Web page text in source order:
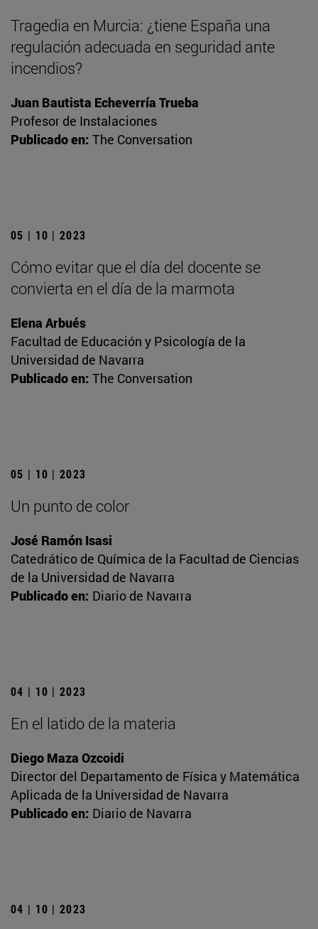
Tragedia en Murcia: ¿tiene España una
regulación adecuada en seguridad ante
incendios?
Juan Bautista Echeverría Trueba
Profesor de Instalaciones
Publicado en: The Conversation
05 | 10 | 2023
Cómo evitar que el día del docente se
convierta en el día de la marmota
Elena Arbués
Facultad de Educación y Psicología de la
Universidad de Navarra
Publicado en: The Conversation
05 | 10 | 2023
Un punto de color
José Ramón Isasi
Catedrático de Química de la Facultad de Ciencias
de la Universidad de Navarra
Publicado en: Diario de Navarra
04 | 10 | 2023
En el latido de la materia
Diego Maza Ozcoidi
Director del Departamento de Física y Matemática
Aplicada de la Universidad de Navarra
Publicado en: Diario de Navarra
04 | 10 | 2023